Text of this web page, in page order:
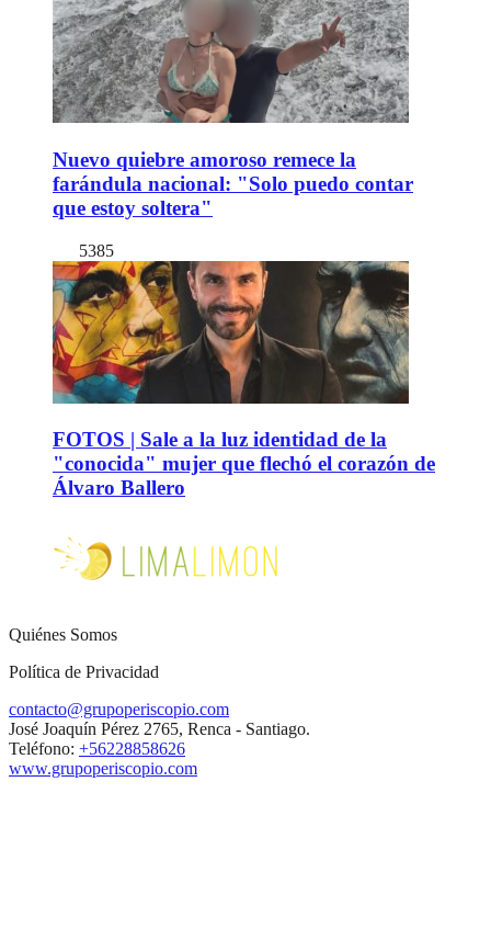
Nuevo quiebre amoroso remece la
farándula nacional: "Solo puedo contar
que estoy soltera"
5385
FOTOS | Sale a la luz identidad de la
"conocida" mujer que flechó el corazón de
Álvaro Ballero
Quiénes Somos
Política de Privacidad
contacto@grupoperiscopio.com
José Joaquín Pérez 2765, Renca - Santiago.
Teléfono: +56228858626
www.grupoperiscopio.com